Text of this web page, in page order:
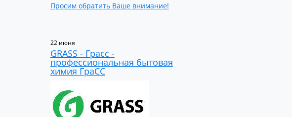
Просим обратить Ваше внимание!
22 июня
GRASS - Грасс -
профессиональная бытовая
химия ГраСС